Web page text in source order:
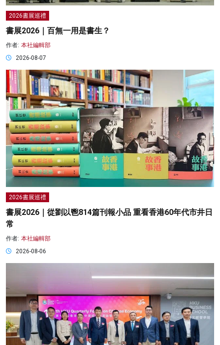
2026書展巡禮
書展2026｜百無一用是書生？
作者: 本社編輯部
2026-08-07
2026書展巡禮
書展2026｜從劉以鬯814篇刊報小品 重看香港60年代市井日
常
作者: 本社編輯部
2026-08-06